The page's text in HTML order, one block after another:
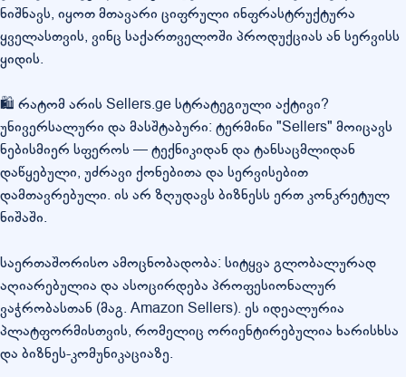
ნიშნავს, იყოთ მთავარი ციფრული ინფრასტრუქტურა
ყველასთვის, ვინც საქართველოში პროდუქციას ან სერვისს
ყიდის.
🛍️ რატომ არის Sellers.ge სტრატეგიული აქტივი?
უნივერსალური და მასშტაბური: ტერმინი "Sellers" მოიცავს
ნებისმიერ სფეროს — ტექნიკიდან და ტანსაცმლიდან
დაწყებული, უძრავი ქონებითა და სერვისებით
დამთავრებული. ის არ ზღუდავს ბიზნესს ერთ კონკრეტულ
ნიშაში.
საერთაშორისო ამოცნობადობა: სიტყვა გლობალურად
აღიარებულია და ასოცირდება პროფესიონალურ
ვაჭრობასთან (მაგ. Amazon Sellers). ეს იდეალურია
პლატფორმისთვის, რომელიც ორიენტირებულია ხარისხსა
და ბიზნეს-კომუნიკაციაზე.